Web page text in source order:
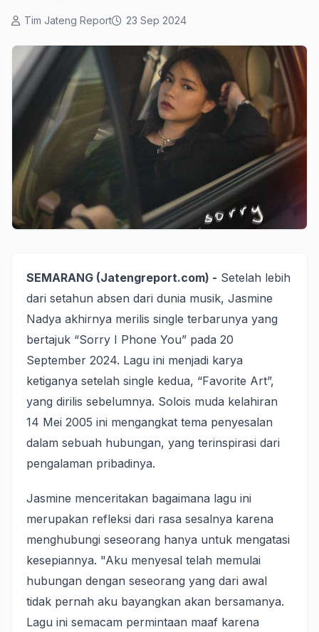
Tim Jateng Report 23 Sep 2024
SEMARANG (Jatengreport.com) - Setelah lebih
dari setahun absen dari dunia musik, Jasmine
Nadya akhirnya merilis single terbarunya yang
bertajuk “Sorry I Phone You” pada 20
September 2024. Lagu ini menjadi karya
ketiganya setelah single kedua, “Favorite Art”,
yang dirilis sebelumnya. Solois muda kelahiran
14 Mei 2005 ini mengangkat tema penyesalan
dalam sebuah hubungan, yang terinspirasi dari
pengalaman pribadinya.
Jasmine menceritakan bagaimana lagu ini
merupakan refleksi dari rasa sesalnya karena
menghubungi seseorang hanya untuk mengatasi
kesepiannya. "Aku menyesal telah memulai
hubungan dengan seseorang yang dari awal
tidak pernah aku bayangkan akan bersamanya.
Lagu ini semacam permintaan maaf karena